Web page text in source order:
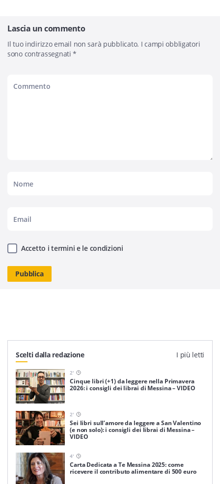
Lascia un commento
Il tuo indirizzo email non sarà pubblicato. I campi obbligatori
sono contrassegnati*
Accetto i termini e le condizioni
Scelti dalla redazione I più letti
2'
Cinque libri (+1) da leggere nella Primavera
2026: i consigli dei librai di Messina – VIDEO
2'
Sei libri sull’amore da leggere a San Valentino
(e non solo): i consigli dei librai di Messina –
VIDEO
4'
Carta Dedicata a Te Messina 2025: come
ricevere il contributo alimentare di 500 euro